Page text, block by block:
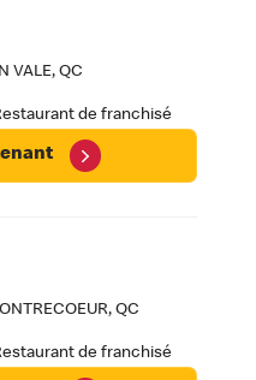
VALE, QC
de franchisé
QC
de franchisé